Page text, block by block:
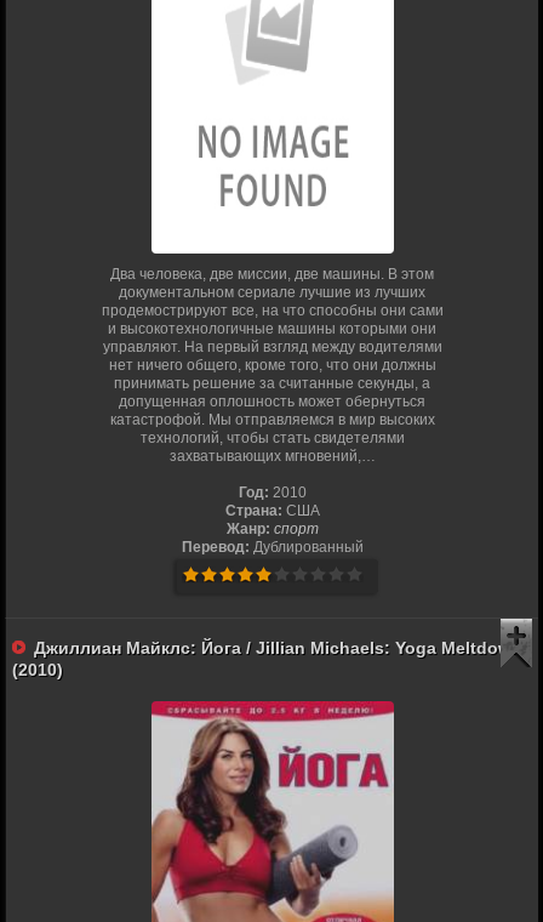
Два человека, две миссии, две машины. В этом
документальном сериале лучшие из лучших
продемострируют все, на что способны они сами
и высокотехнологичные машины которыми они
управляют. На первый взгляд между водителями
нет ничего общего, кроме того, что они должны
принимать решение за считанные секунды, а
допущенная оплошность может обернуться
катастрофой. Мы отправляемся в мир высоких
технологий, чтобы стать свидетелями
захватывающих мгновений,…
Год: 2010
Страна: США
Жанр: спорт
Перевод: Дублированный
Джиллиан Майклс: Йога / Jillian Michaels: Yoga Meltdown
(2010)